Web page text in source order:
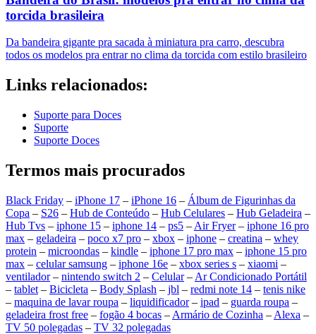
torcida brasileira
Da bandeira gigante pra sacada à miniatura pra carro, descubra
todos os modelos pra entrar no clima da torcida com estilo brasileiro
Links relacionados:
Suporte para Doces
Suporte
Suporte Doces
Termos mais procurados
Black Friday – iPhone 17 – iPhone 16 – Álbum de Figurinhas da
Copa – S26 – Hub de Conteúdo – Hub Celulares – Hub Geladeira –
Hub Tvs – iphone 15 – iphone 14 – ps5 – Air Fryer– iphone 16 pro
max – geladeira – poco x7 pro – xbox – iphone – creatina – whey
protein – microondas – kindle – iphone 17 pro max – iphone 15 pro
max – celular samsung – iphone 16e – xbox series s – xiaomi –
ventilador– nintendo switch 2 – Celular– Ar Condicionado Portátil
– tablet – Bicicleta – Body Splash – jbl – redmi note 14 – tenis nike
– maquina de lavar roupa – liquidificador– ipad – guarda roupa –
geladeira frost free – fogão 4 bocas – Armário de Cozinha – Alexa –
TV 50 polegadas – TV 32 polegadas